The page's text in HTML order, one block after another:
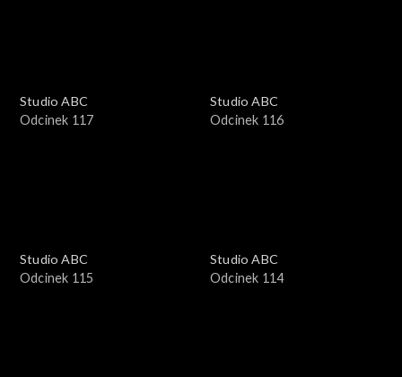
Studio ABC
Odcinek 117
Studio ABC
Odcinek 116
Studio ABC
Odcinek 115
Studio ABC
Odcinek 114